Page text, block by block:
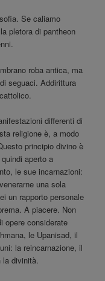
Se caliamo
pletora di pantheon
roba antica, ma
seguaci. Addirittura
differenti di
religione è, a modo
principio divino è
aperto a
le sue incarnazioni:
una sola
un rapporto personale
A piacere. Non
opere considerate
le Upanisad, il
la reincarnazione, il
la divinità.